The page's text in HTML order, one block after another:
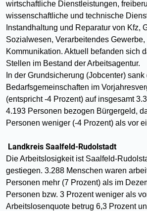
wirtschaftliche Dienstleistungen,
wissenschaftliche und technische
Instandhaltung und Reparatur von Kfz,
Sozialwesen, Verarbeitendes Gewerbe,
Kommunikation. Aktuell befanden sich
Stellen im Bestand der Arbeitsagentur.
In der Grundsicherung (Jobcenter)
Bedarfsgemeinschaften im
(entspricht -4 Prozent) auf insgesamt
4.193 Personen bezogen Bürgergeld,
Personen weniger (-4 Prozent) als vor
Landkreis Saalfeld-Rudolstadt
Die Arbeitslosigkeit ist Saalfeld-
gestiegen. 3.288 Menschen waren
Personen mehr (7 Prozent) als im
Personen bzw. 3 Prozent weniger als
Arbeitslosenquote betrug 6,3 Prozent